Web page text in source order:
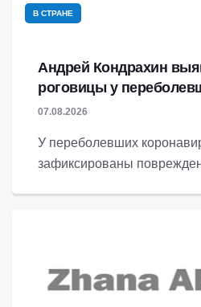
В СТРАНЕ
Андрей Кондрахин
роговицы у
07.08.2026
У переболевших
зафиксированы